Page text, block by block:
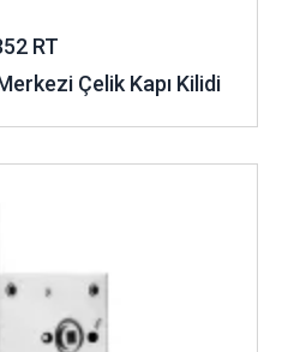
RT
Çelik Kapı Kilidi